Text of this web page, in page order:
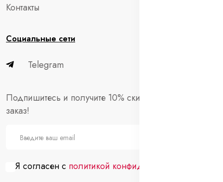
Контакты
Социальные сети
Telegram
Подпишитесь и получите 10% скидки на первый
заказ!
Я согласен с политикой конфиденциальности